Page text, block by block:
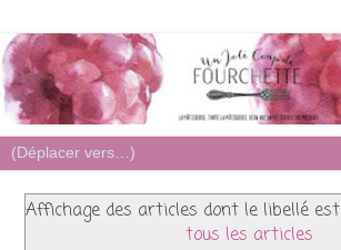
Affichage des articles dont le libellé est
tous les articles